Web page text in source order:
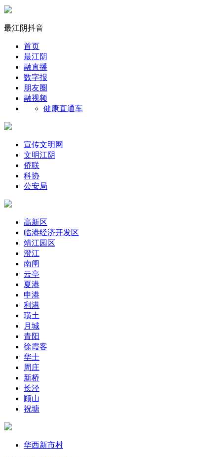
最江阴抖音
首页
最江阴
融直播
数字报
朋友圈
融视频
健康直通车
宣传文明网
文明江阴
侨联
科协
公安局
高新区
临港经济开发区
靖江园区
澄江
南闸
云亭
夏港
申港
利港
璜土
月城
青阳
徐霞客
华士
周庄
新桥
长泾
顾山
祝塘
华西新市村